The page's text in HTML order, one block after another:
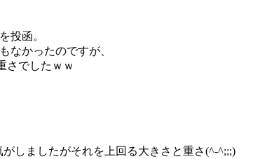
投函。
なかったのですが、
さでしたｗｗ
しましたがそれを上回る大きさと重さ(^-^;;;)